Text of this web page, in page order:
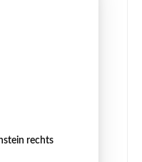
rechts